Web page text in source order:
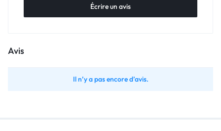
Écrire un avis
Avis
Il n’y a pas encore d’avis.